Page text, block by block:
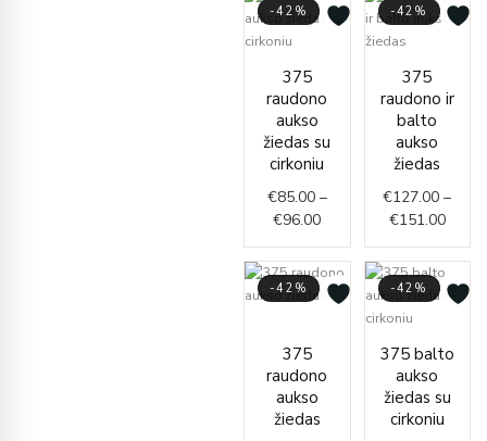
-42%
375
raudono
aukso
žiedas su
cirkoniu
€85.00 –
€96.00
€85.00
€96.00
-42%
375
raudono ir
balto
aukso
žiedas
€127.00 –
€151.00
-42%
375
raudono
aukso
žiedas
through
-42%
375 balto
aukso
žiedas su
cirkoniu
range: